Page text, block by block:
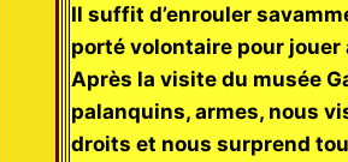
Il suffit d’enrouler
porté volontaire pour jouer
Après la visite du musée
palanquins, armes, nous
droits et nous surprend